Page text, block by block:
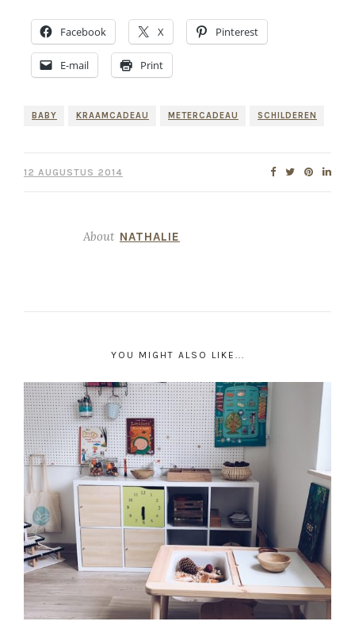
Facebook X Pinterest
E-mail Print
BABY KRAAMCADEAU METERCADEAU SCHILDEREN
12 AUGUSTUS 2014
About NATHALIE
YOU MIGHT ALSO LIKE...